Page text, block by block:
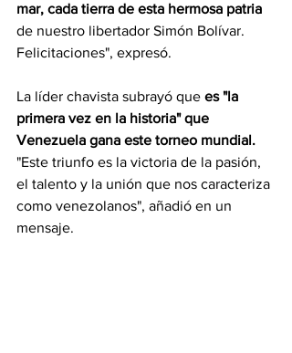
mar, cada tierra de esta hermosa patria
de nuestro libertador Simón Bolívar.
Felicitaciones", expresó.
La líder chavista subrayó que es "la
primera vez en la historia" que
Venezuela gana este torneo mundial.
"Este triunfo es la victoria de la pasión,
el talento y la unión que nos caracteriza
como venezolanos", añadió en un
mensaje.